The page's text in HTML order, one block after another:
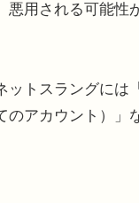
用される可能性
トスラングには
アカウント）」